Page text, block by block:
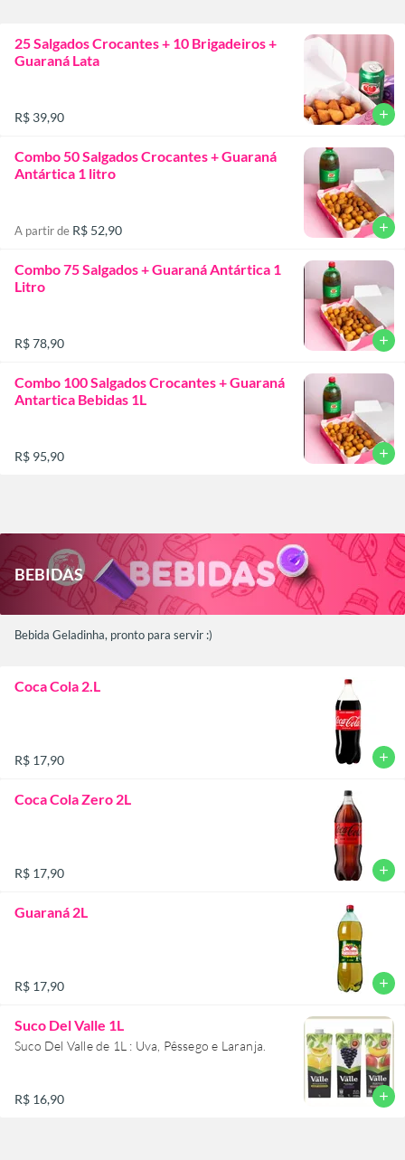
25 Salgados Crocantes + 10 Brigadeiros +
Guaraná Lata
R$ 39,90 add
Combo 50 Salgados Crocantes + Guaraná
Antártica 1 litro
A partir de R$ 52,90 add
Combo 75 Salgados + Guaraná Antártica 1
Litro
R$ 78,90 add
Combo 100 Salgados Crocantes + Guaraná
Antartica Bebidas 1L
R$ 95,90 add
BEBIDAS
Bebida Geladinha, pronto para servir :)
Coca Cola 2.L
R$ 17,90 add
Coca Cola Zero 2L
R$ 17,90 add
Guaraná 2L
R$ 17,90 add
Suco Del Valle 1L
Suco Del Valle de 1L : Uva, Pêssego e Laranja.
R$ 16,90 add